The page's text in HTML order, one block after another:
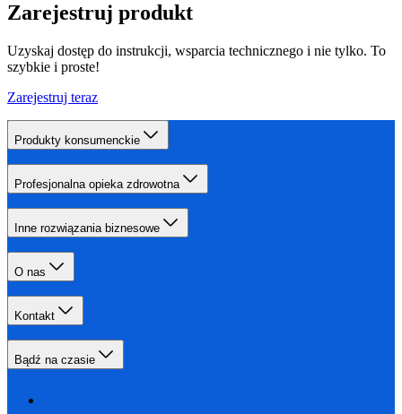
Zarejestruj produkt
Uzyskaj dostęp do instrukcji, wsparcia technicznego i nie tylko. To
szybkie i proste!
Zarejestruj teraz
Produkty konsumenckie
Profesjonalna opieka zdrowotna
Inne rozwiązania biznesowe
O nas
Kontakt
Bądź na czasie